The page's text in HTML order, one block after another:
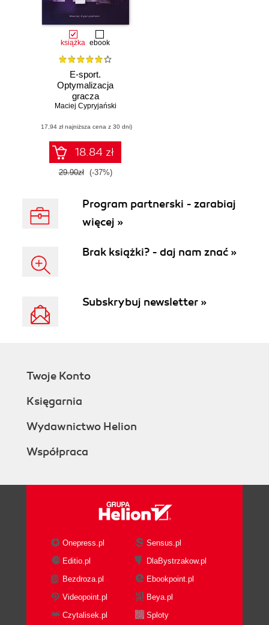
książka ebook
E-sport.
Optymalizacja
gracza
Maciej Cypryjański
(17,94 zł najniższa cena z 30 dni)
18.84 zł
29.90zł (-37%)
Program partnerski - zarabiaj
więcej »
Brak książki? - daj nam znać »
Subskrybuj newsletter »
Twoje Konto
Księgarnia
Wydawnictwo Helion
Współpraca
Onepress.pl
Sensus.pl
Editio.pl
DlaBystrzakow.pl
Bezdroza.pl
Ebookpoint.pl
Videopoint.pl
Beya.pl
Czytalisek.pl
Sploty